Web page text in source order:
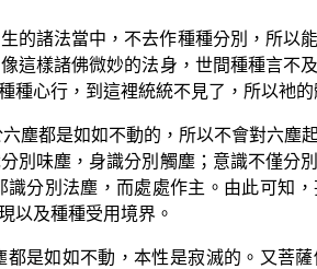
的諸法當中，不去作種種分別，所以
這樣諸佛微妙的法身，世間種種言不
心行，到這裡統統不見了，所以衪的
塵都是如如不動的，所以不會對六塵
別味塵，身識分別觸塵；意識不僅分
分別法塵，而處處作主。由此可知
以及種種受用境界。
是如如不動，本性是寂滅的。又菩